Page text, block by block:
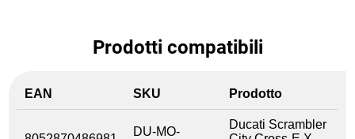
Prodotti compatibili
EAN SKU Prodotto
DU-MO-
Ducati Scrambler